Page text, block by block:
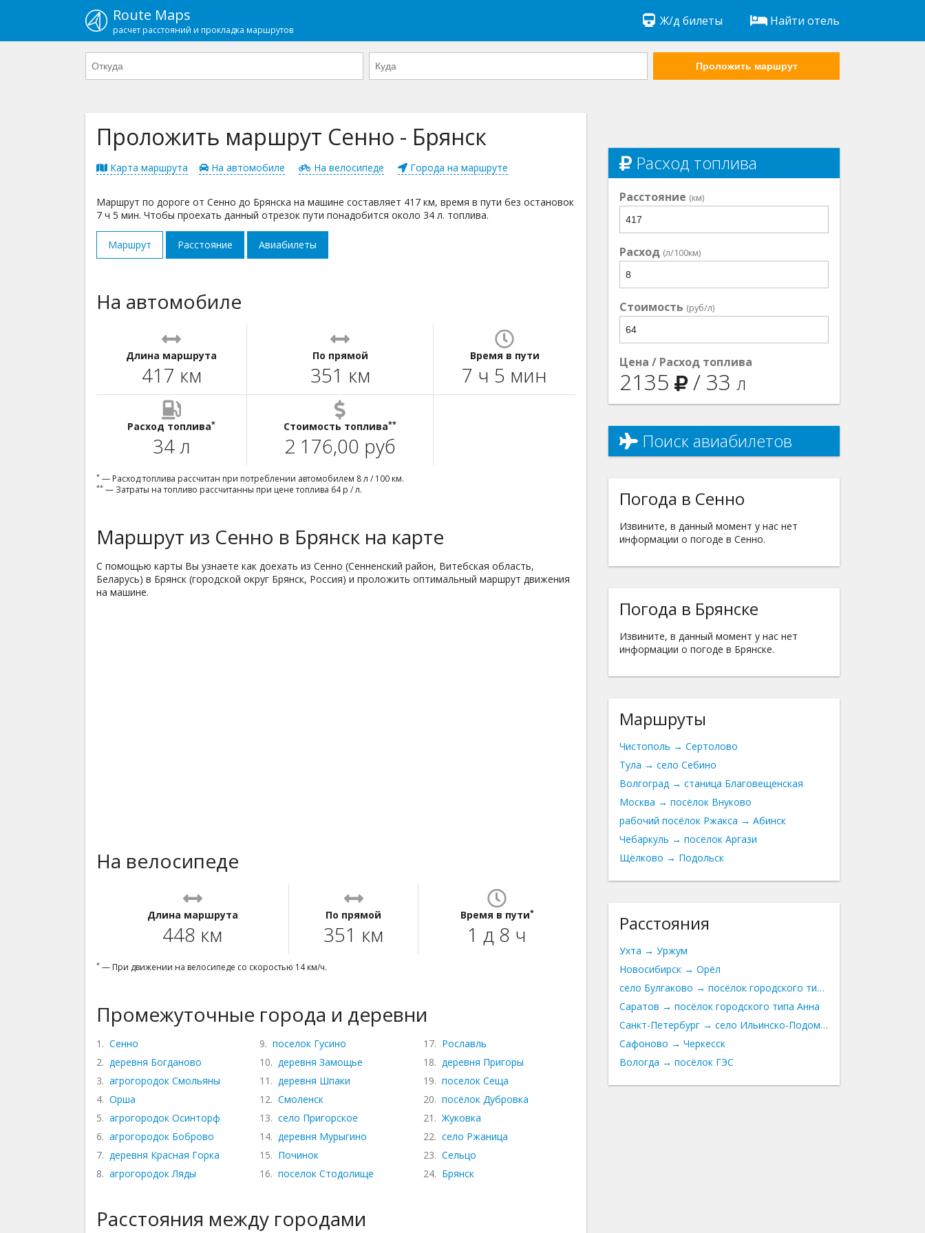
Route Maps
расчет расстояний и прокладка маршрутов
Ж/д билеты Найти отель
Проложить маршрут
Проложить маршрут Сенно - Брянск
Карта маршрута На автомобиле На велосипеде Города на маршруте
Маршрут по дороге от Сенно до Брянска на машине составляет 417 км, время в пути без остановок
7 ч 5 мин. Чтобы проехать данный отрезок пути понадобится около 34 л. топлива.
Маршрут Расстояние Авиабилеты
На автомобиле
Длина маршрута
417 км
По прямой
351 км
Время в пути
7 ч 5 мин
Расход топлива*
34 л
Стоимость топлива**
2 176,00 руб
* — Расход топлива рассчитан при потреблении автомобилем 8 л / 100 км.
** — Затраты на топливо рассчитанны при цене топлива 64 р / л.
Маршрут из Сенно в Брянск на карте
С помощью карты Вы узнаете как доехать из Сенно (Сенненский район, Витебская область,
Беларусь) в Брянск (городской округ Брянск, Россия) и проложить оптимальный маршрут движения
на машине.
На велосипеде
Длина маршрута
448 км
По прямой
351 км
Время в пути*
1 д 8 ч
* — При движении на велосипеде со скоростью 14 км/ч.
Промежуточные города и деревни
1. Сенно
2. деревня Богданово
3. агрогородок Смольяны
4. Орша
5. агрогородок Осинторф
6. агрогородок Боброво
7. деревня Красная Горка
8. агрогородок Ляды
9. поселок Гусино
10. деревня Замощье
11. деревня Шпаки
12. Смоленск
13. село Пригорское
14. деревня Мурыгино
15. Починок
16. поселок Стодолище
17. Рославль
18. деревня Пригоры
19. поселок Сеща
20. посёлок Дубровка
21. Жуковка
22. село Ржаница
23. Сельцо
24. Брянск
Расстояния между городами
Расход топлива
Расстояние (км)
Расход (л/100км)
Стоимость (руб/л)
Цена / Расход топлива
2135 / 33 л
Поиск авиабилетов
Погода в Сенно
Извините, в данный момент у нас нет
информации о погоде в Сенно.
Погода в Брянске
Извините, в данный момент у нас нет
информации о погоде в Брянске.
Маршруты
Чистополь → Сертолово
Тула → село Себино
Волгоград → станица Благовещенская
Москва → посёлок Внуково
рабочий посёлок Ржакса → Абинск
Чебаркуль → посёлок Аргази
Щёлково → Подольск
Расстояния
Ухта → Уржум
Новосибирск → Орёл
село Булгаково → посёлок городского типа Зубова Поляна
Саратов → посёлок городского типа Анна
Санкт-Петербург → село Ильинско-Подомское
Сафоново → Черкесск
Вологда → посёлок ГЭС